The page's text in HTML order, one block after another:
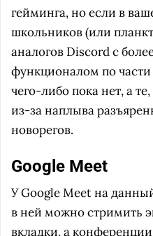
гейминга, но если в
школьников (или
аналогов Discord с
функционалом по
чего-либо пока нет, а
из-за наплыва
новорегов.
Google Meet
У Google Meet на
в ней можно стримить
вкладки, а